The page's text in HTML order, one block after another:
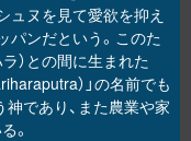
ュヌを見て愛欲を抑え
パンだという。このた
ラ）との間に生まれた
）」の名前でも
であり、また農業や家
。